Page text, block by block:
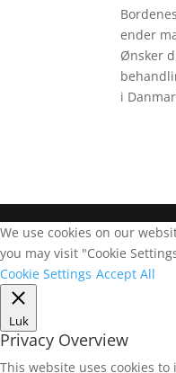
ender
Ønsker
i
We use cookies on our
you may visit "Cookie
Cookie Settings Accept All
Luk
Privacy Overview
This website uses cookies